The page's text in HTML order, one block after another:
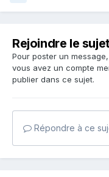
Rejoindre le
Pour poster un
vous avez un compte
publier dans ce sujet.
Répondre à ce